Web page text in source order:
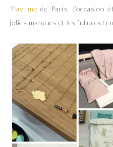
Playtime de Paris. L’occasion
jolies marques et les futures